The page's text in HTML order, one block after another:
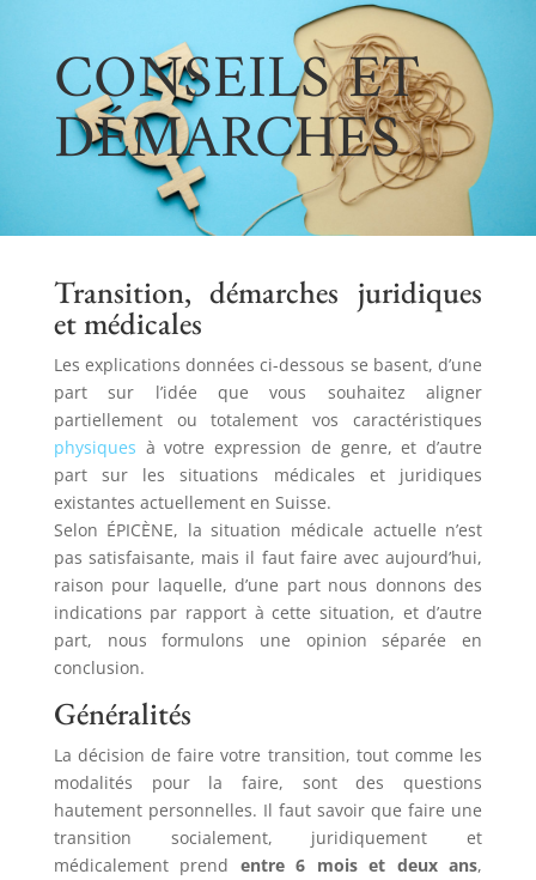
CONSEILS ET
DÉMARCHES
Transition, démarches juridiques
et médicales
Les explications données ci-dessous se basent, d’une
part sur l’idée que vous souhaitez aligner
partiellement ou totalement vos caractéristiques
physiques à votre expression de genre, et d’autre
part sur les situations médicales et juridiques
existantes actuellement en Suisse.
Selon ÉPICÈNE, la situation médicale actuelle n’est
pas satisfaisante, mais il faut faire avec aujourd’hui,
raison pour laquelle, d’une part nous donnons des
indications par rapport à cette situation, et d’autre
part, nous formulons une opinion séparée en
conclusion.
Généralités
La décision de faire votre transition, tout comme les
modalités pour la faire, sont des questions
hautement personnelles. Il faut savoir que faire une
transition socialement, juridiquement et
médicalement prend entre 6 mois et deux ans,